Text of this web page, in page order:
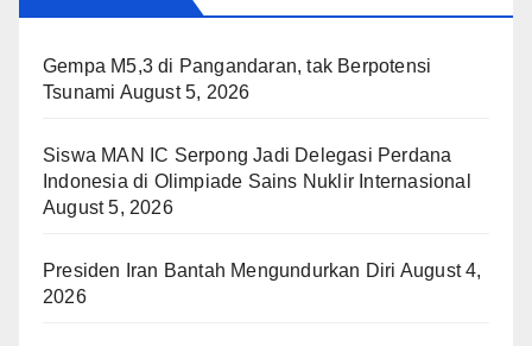
Gempa M5,3 di Pangandaran, tak Berpotensi
Tsunami August 5, 2026
Siswa MAN IC Serpong Jadi Delegasi Perdana
Indonesia di Olimpiade Sains Nuklir Internasional
August 5, 2026
Presiden Iran Bantah Mengundurkan Diri August 4,
2026